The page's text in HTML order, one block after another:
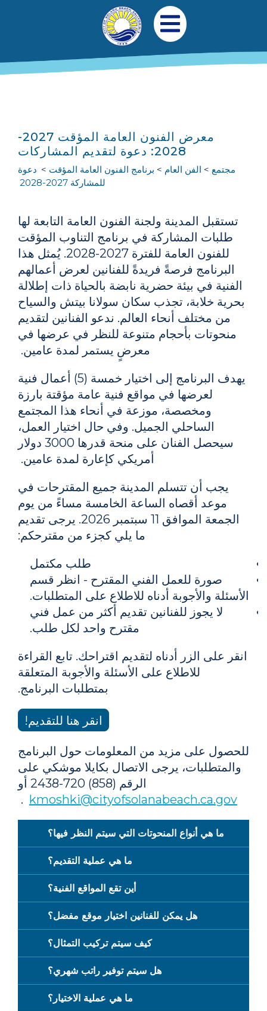
تجاوز إلى المحتوى الرئيسيالتنقل الرئيسي
افتح قائمة الجوال
معرض الفنون العامة المؤقت 2027-
2028: دعوة لتقديم المشاركات
مجتمع الفن العام برنامج الفنون العامة المؤقت
دعوة
للمشاركة 2027-2028
تستقبل المدينة ولجنة الفنون العامة التابعة لها
طلبات المشاركة في برنامج التناوب المؤقت
للفنون العامة للفترة 2027-2028. يُمثل هذا
البرنامج فرصةً فريدةً للفنانين لعرض أعمالهم
الفنية في بيئة حضرية نابضة بالحياة ذات إطلالة
بحرية خلابة، تجذب سكان سولانا بيتش والسياح
من مختلف أنحاء العالم. ندعو الفنانين لتقديم
منحوتات بأحجام متنوعة للنظر في عرضها في
معرضٍ يستمر لمدة عامين.
يهدف البرنامج إلى اختيار خمسة (5) أعمال فنية
لعرضها في مواقع فنية عامة مؤقتة بارزة
ومخصصة، موزعة في أنحاء هذا المجتمع
الساحلي الجميل. وفي حال اختيار العمل،
سيحصل الفنان على منحة قدرها 3000 دولار
أمريكي كإعارة لمدة عامين.
يجب أن تتسلم المدينة جميع المقترحات في
موعد أقصاه الساعة الخامسة مساءً من يوم
الجمعة الموافق 11 سبتمبر 2026. يرجى تقديم
ما يلي كجزء من مقترحكم:
طلب مكتمل
صورة للعمل الفني المقترح - انظر قسم
الأسئلة والأجوبة أدناه للاطلاع على المتطلبات.
لا يجوز للفنانين تقديم أكثر من عمل فني
مقترح واحد لكل طلب.
انقر على الزر أدناه لتقديم اقتراحك. تابع القراءة
للاطلاع على الأسئلة والأجوبة المتعلقة
بمتطلبات البرنامج.
انقر هنا للتقديم!
للحصول على مزيد من المعلومات حول البرنامج
والمتطلبات، يرجى الاتصال بكايلا موشكي على
الرقم (858) 720-2438 أو
kmoshki@cityofsolanabeach.ca.gov
.
ما هي أنواع المنحوتات التي سيتم النظر فيها؟
ما هي عملية التقديم؟
أين تقع المواقع الفنية؟
هل يمكن للفنانين اختيار موقع مفضل؟
كيف سيتم تركيب التمثال؟
هل سيتم توفير راتب شهري؟
ما هي عملية الاختيار؟